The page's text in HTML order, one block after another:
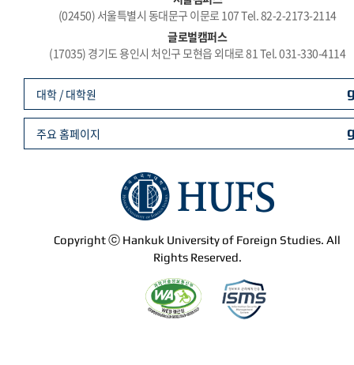
(02450) 서울특별시 동대문구 이문로 107 Tel. 82-2-2173-2114
글로벌캠퍼스
(17035) 경기도 용인시 처인구 모현읍 외대로 81 Tel. 031-330-4114
Copyright ⓒ Hankuk University of Foreign Studies. All
Rights Reserved.
대학 / 대학원
주요 홈페이지